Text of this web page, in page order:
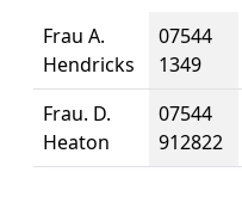
Frau A.
Hendricks
07544
1349
Frau. D.
Heaton
07544
912822